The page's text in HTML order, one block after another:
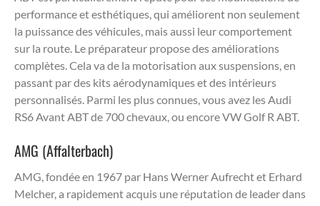
performance et esthétiques, qui améliorent non seulement
la puissance des véhicules, mais aussi leur comportement
sur la route. Le préparateur propose des améliorations
complètes. Cela va de la motorisation aux suspensions, en
passant par des kits aérodynamiques et des intérieurs
personnalisés. Parmi les plus connues, vous avez les Audi
RS6 Avant ABT de 700 chevaux, ou encore VW Golf R ABT.
AMG (Affalterbach)
AMG, fondée en 1967 par Hans Werner Aufrecht et Erhard
Melcher, a rapidement acquis une réputation de leader dans